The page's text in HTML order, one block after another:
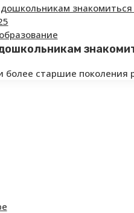
более старшие поколения